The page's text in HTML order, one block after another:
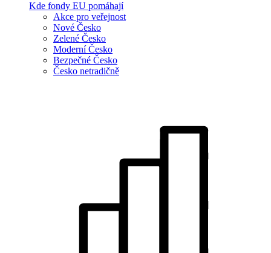
Kde fondy EU pomáhají
Akce pro veřejnost
Nové Česko
Zelené Česko
Moderní Česko
Bezpečné Česko
Česko netradičně